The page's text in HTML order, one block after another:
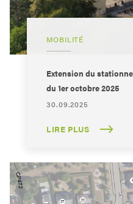
MOBILITÉ
Extension du
du 1er octobre 2025
30.09.2025
LIRE PLUS